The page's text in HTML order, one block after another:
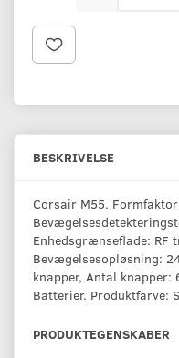
BESKRIVELSE
Corsair M55.
Enhedsgrænseflade: RF
Bevægelsesopløsning:
knapper, Antal knapper:
Batterier. Produktfarve:
PRODUKTEGENSKABER